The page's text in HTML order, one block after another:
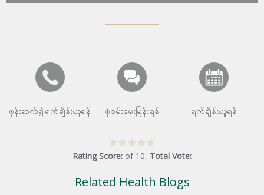
ဖုန်းဆက်၍ရက်ချိန်းယူရန် စုံစမ်းမေးမြန်းရန် ရက်ချိန်းယူရန်
Rating Score: of 10, Total Vote:
Related Health Blogs